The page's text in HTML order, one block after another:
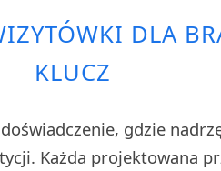
DLA
KLUCZ
gdzie
Każda projektowana